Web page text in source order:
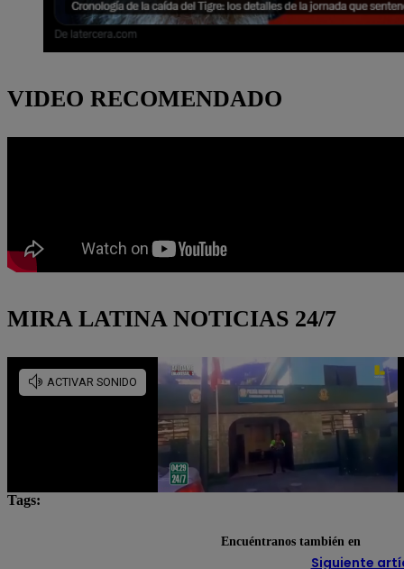
VIDEO RECOMENDADO
MIRA LATINA NOTICIAS 24/7
Tags:
Siguiente
Encuéntranos también en